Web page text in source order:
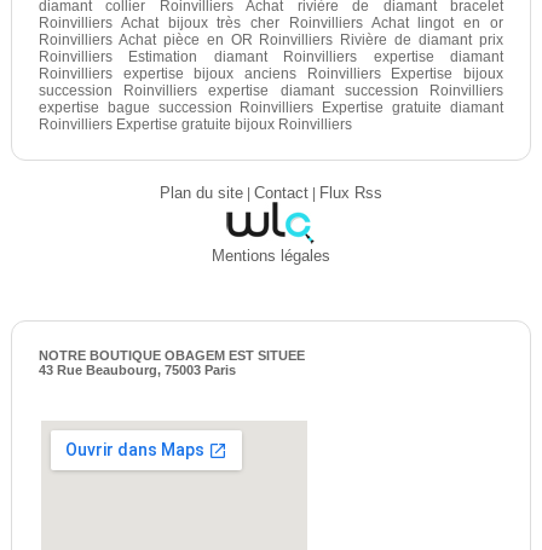
diamant collier Roinvilliers Achat rivière de diamant bracelet
Roinvilliers Achat bijoux très cher Roinvilliers Achat lingot en or
Roinvilliers Achat pièce en OR Roinvilliers Rivière de diamant prix
Roinvilliers Estimation diamant Roinvilliers expertise diamant
Roinvilliers expertise bijoux anciens Roinvilliers Expertise bijoux
succession Roinvilliers expertise diamant succession Roinvilliers
expertise bague succession Roinvilliers Expertise gratuite diamant
Roinvilliers Expertise gratuite bijoux Roinvilliers
Plan du site| Contact| Flux Rss
Mentions légales
NOTRE BOUTIQUE OBAGEM EST SITUEE
43 Rue Beaubourg, 75003 Paris